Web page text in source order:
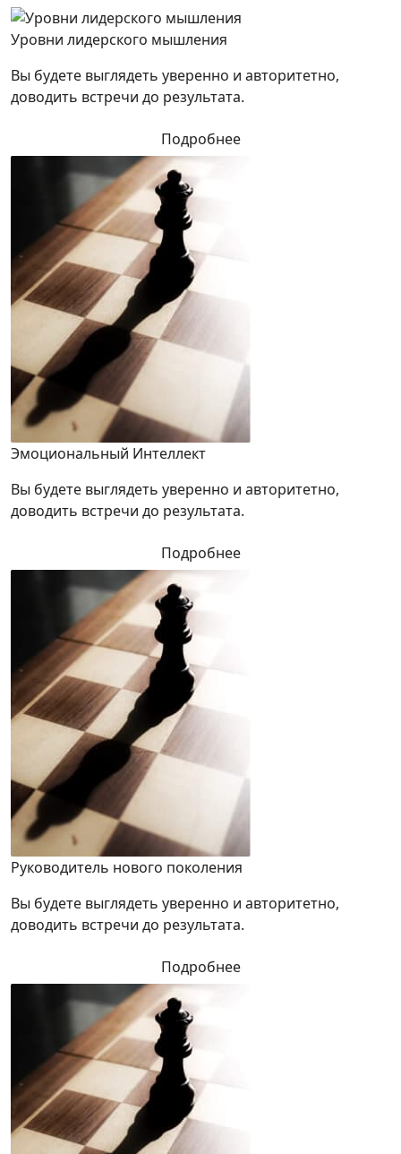
Уровни лидерского мышления
Вы будете выглядеть уверенно и авторитетно,
доводить встречи до результата.
Подробнее
Эмоциональный Интеллект
Вы будете выглядеть уверенно и авторитетно,
доводить встречи до результата.
Подробнее
Руководитель нового поколения
Вы будете выглядеть уверенно и авторитетно,
доводить встречи до результата.
Подробнее